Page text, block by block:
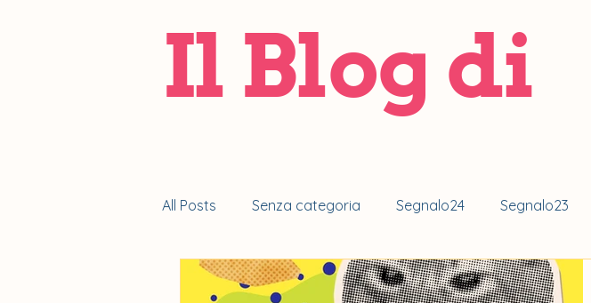
Il Blog di
All Posts Senza categoria Segnalo24 Segnalo23